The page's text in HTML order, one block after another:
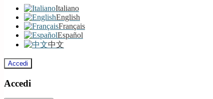
Italiano
English
Français
Español
中文
Accedi
Accedi